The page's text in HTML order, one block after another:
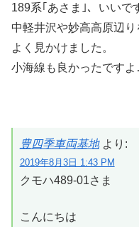
189系｢あさま｣、いいで
中軽井沢や妙高高原辺り
よく見かけました。
小海線も良かったです
豊四季車両基地 より:
2019年8月3日 1:43 PM
クモハ489-01さま
こんにちは